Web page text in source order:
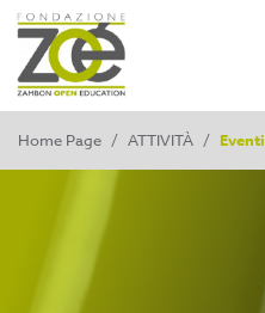
Home Page / ATTIVITÀ / Eventi